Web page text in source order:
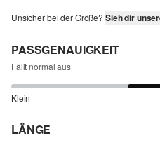
Unsicher bei der Größe? Sieh dir
PASSGENAUIGKEIT
Fällt normal aus
Klein
LÄNGE